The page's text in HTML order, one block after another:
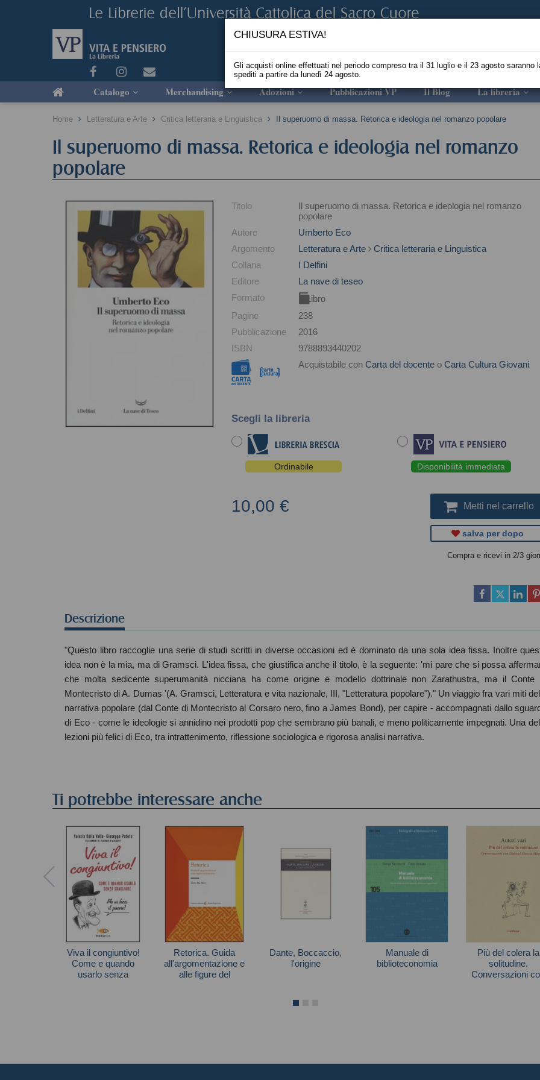
Catalogo Merchandising Adozioni Pubblicazioni VP Il Blog La libreria
Home Letteratura e Arte Critica letteraria e Linguistica Il superuomo di massa. Retorica e ideologia nel romanzo popolare
Il superuomo di massa. Retorica e ideologia nel romanzo
popolare
Titolo
Il superuomo di massa. Retorica e ideologia nel romanzo
popolare
Autore
Umberto Eco
Argomento
Letteratura e Arte
Critica letteraria e Linguistica
Collana
I Delfini
Editore
La nave di teseo
Formato
Libro
Pagine
238
Pubblicazione
2016
ISBN
9788893440202
Acquistabile con Carta del docente o Carta Cultura Giovani
Scegli la libreria
Ordinabile Disponibilità immediata
10,00 € Metti nel carrello
salva per dopo
Compra e ricevi in 2/3
Descrizione
"Questo libro raccoglie una serie di studi scritti in diverse occasioni ed è dominato da una sola idea fissa. Inoltre
idea non è la mia, ma di Gramsci. L'idea fissa, che giustifica anche il titolo, è la seguente: 'mi pare che si possa
che molta sedicente superumanità nicciana ha come origine e modello dottrinale non Zarathustra, ma il Conte
Montecristo di A. Dumas '(A. Gramsci, Letteratura e vita nazionale, III, "Letteratura popolare")." Un viaggio fra vari miti
narrativa popolare (dal Conte di Montecristo al Corsaro nero, fino a James Bond), per capire - accompagnati dallo
di Eco - come le ideologie si annidino nei prodotti pop che sembrano più banali, e meno politicamente impegnati. Una
lezioni più felici di Eco, tra intrattenimento, riflessione sociologica e rigorosa analisi narrativa.
Ti potrebbe interessare anche
Viva il congiuntivo!
Come e quando
usarlo senza
Retorica. Guida
all'argomentazione e
alle figure del
Dante, Boccaccio,
l'origine
Manuale di
biblioteconomia
Più del colera la
solitudine.
Conversazioni
CHIUSURA ESTIVA!
Gli acquisti online effettuati nel periodo compreso tra il 31 luglio e il 23 agosto saranno
spediti a partire da lunedì 24 agosto.